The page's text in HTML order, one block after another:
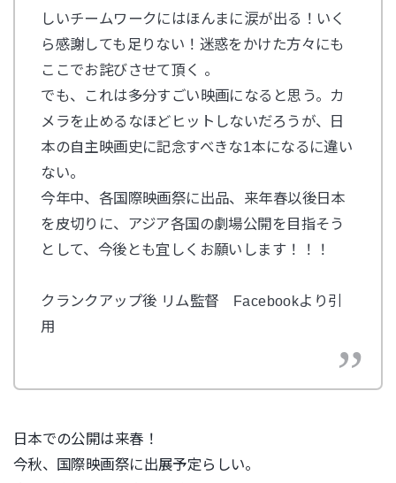
しいチームワークにはほんまに涙が出る！いく
ら感謝しても足りない！迷惑をかけた方々にも
ここでお詫びさせて頂く 。
でも、これは多分すごい映画になると思う。カ
メラを止めるなほどヒットしないだろうが、日
本の自主映画史に記念すべきな1本になるに違い
ない。
今年中、各国際映画祭に出品、来年春以後日本
を皮切りに、アジア各国の劇場公開を目指そう
として、今後とも宜しくお願いします！！！
クランクアップ後 リム監督 Facebookより引
用
日本での公開は来春！
今秋、国際映画祭に出展予定らしい。